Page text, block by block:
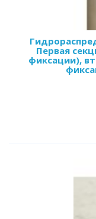
Первая
фиксации),